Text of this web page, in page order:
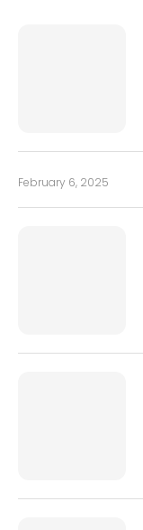
February 6, 2025